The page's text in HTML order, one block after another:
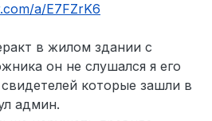
a/E7FZrK6
в жилом здании с
он не слушался я его
которые зашли в
админ.